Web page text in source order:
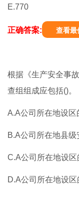
E.770
正确答案: 查看最
根据《生产安全事
查组组成应包括()。
A.A公司所在地设区
B.A公司所在地县
C.A公司所在地设区
D.A公司所在地设